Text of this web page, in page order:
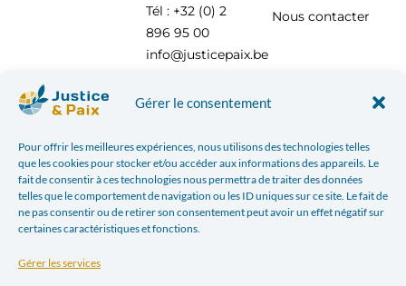
Gérer le consentement
Pour offrir les meilleures expériences, nous utilisons des technologies telles
que les cookies pour stocker et/ou accéder aux informations des appareils. Le
fait de consentir à ces technologies nous permettra de traiter des données
telles que le comportement de navigation ou les ID uniques sur ce site. Le fait de
ne pas consentir ou de retirer son consentement peut avoir un effet négatif sur
certaines caractéristiques et fonctions.
Gérer les services
Tél : +32 (0) 2
896 95 00
info@justicepaix.be
Nous contacter